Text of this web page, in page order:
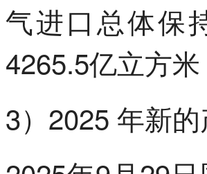
气进口总体保
4265.5亿立方
3）2025 年新